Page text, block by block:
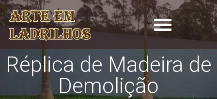
Réplica de Madeira de
Demolição